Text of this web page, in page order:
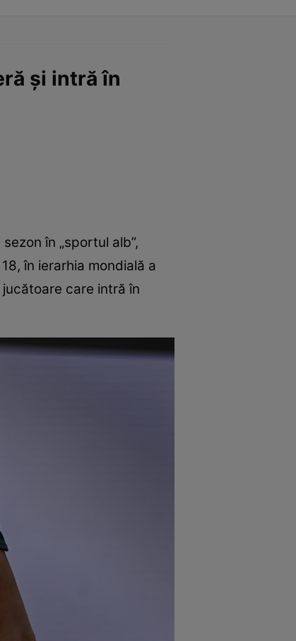
și intră în
în „sportul alb”,
în ierarhia mondială a
care intră în